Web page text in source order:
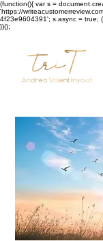
(function(){ var s =
'https://
4f23e9604391'; s.async = true;
})();